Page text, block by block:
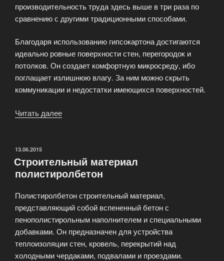
производительность труда здесь выше в три раза по
сравнению с другими традиционными способами.
Благодаря использованию гипсокартона достигаются
идеально ровные поверхности стен, перегородок и
потолков. Он создает комфортную микросреду, ибо
поглащает излишнюю влагу. За ним можно скрыть
коммуникации и недостатки имеющихся поверхностей.
Читать далее
ОПУБЛИКОВАНО
13.06.2015
Строительный материал
полистиролбетон
Полистиролбетон строительный материал,
представляющий собой вспененный бетон с
пенополистирольным наполнителем и специальными
добавками. Он предназначен для устройства
теплоизоляции стен, кровель, перекрытий над
холодными чердаками, подвалами и проездами.